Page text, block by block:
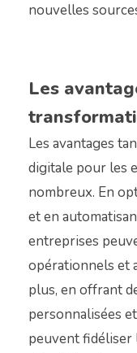
nouvelles
Les
Les avantages
digitale pour les
nombreux. En
et en
entreprises
opérationnels et
plus, en offrant
personnalisées
peuvent